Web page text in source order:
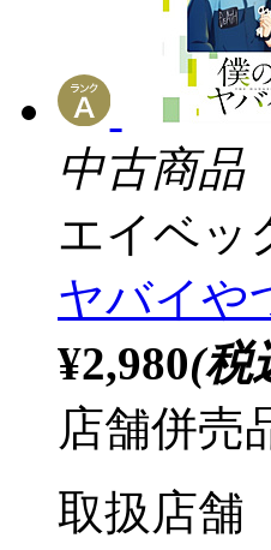
中古商品
エイベッ
ヤバイや
¥2,980(税
店舗併売
取扱店舗